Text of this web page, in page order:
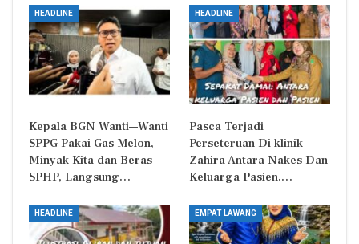
HEADLINE
Kepala BGN Wanti—Wanti
SPPG Pakai Gas Melon,
Minyak Kita dan Beras
SPHP, Langsung…
HEADLINE
Pasca Terjadi
Perseteruan Di klinik
Zahira Antara Nakes Dan
Keluarga Pasien.…
HEADLINE EMPAT LAWANG